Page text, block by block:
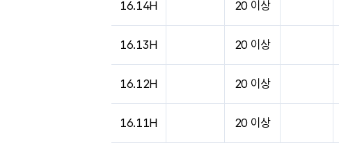
16.14H 20 이상
16.13H 20 이상
16.12H 20 이상
16.11H 20 이상